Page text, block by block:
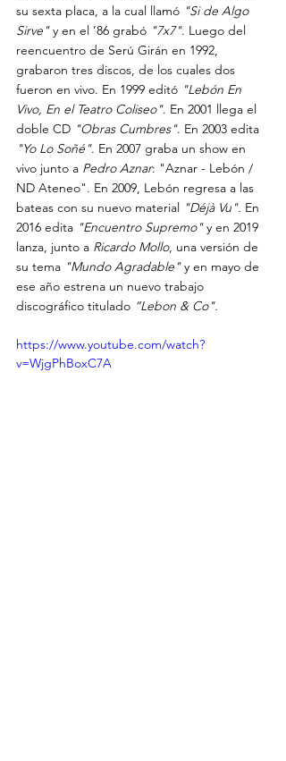
su sexta placa, a la cual llamó "Si de Algo
Sirve" y en el ’86 grabó "7x7". Luego del
reencuentro de Serú Girán en 1992,
grabaron tres discos, de los cuales dos
fueron en vivo. En 1999 editó "Lebón En
Vivo, En el Teatro Coliseo". En 2001 llega el
doble CD "Obras Cumbres". En 2003 edita
"Yo Lo Soñé". En 2007 graba un show en
vivo junto a Pedro Aznar: "Aznar - Lebón /
ND Ateneo". En 2009, Lebón regresa a las
bateas con su nuevo material "Déjà Vu". En
2016 edita "Encuentro Supremo" y en 2019
lanza, junto a Ricardo Mollo, una versión de
su tema "Mundo Agradable" y en mayo de
ese año estrena un nuevo trabajo
discográfico titulado “Lebon & Co".
https://www.youtube.com/watch?
v=WjgPhBoxC7A